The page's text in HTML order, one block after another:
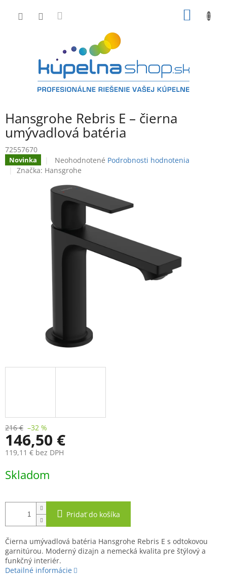
Hansgrohe Rebris E – čierna
umývadlová batéria
72557670
Novinka
Priemerné
hodnotenie
je
0,0
hviezdičiek.
Neohodnotené Podrobnosti hodnotenia
Značka: Hansgrohe
216 € –32 %
146,50 €
119,11 € bez DPH
cena:
Skladom
Pridať do košíka
Čierna umývadlová batéria Hansgrohe Rebris E s odtokovou
garnitúrou. Moderný dizajn a nemecká kvalita pre štýlový a
funkčný interiér.
Detailné informácie